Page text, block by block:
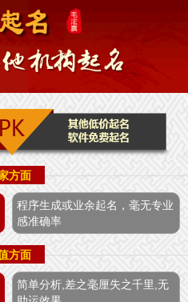
方面
程序生成或业余起名，毫无专业
感准确率
方面
简单分析,差之毫厘失之千里,无